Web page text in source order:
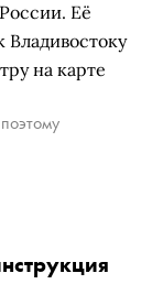
Её
Владивостоку
на карте